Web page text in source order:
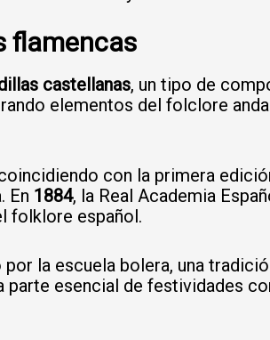
flamencas
castellanas, un tipo de
elementos del folclore
con la primera
En 1884, la Real Academia
folklore español.
la escuela bolera, una
esencial de festividades